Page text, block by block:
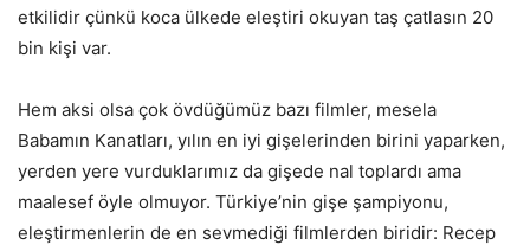
etkilidir çünkü koca ülkede eleştiri okuyan taş çatlasın 20
bin kişi var.
Hem aksi olsa çok övdüğümüz bazı filmler, mesela
Babamın Kanatları, yılın en iyi gişelerinden birini yaparken,
yerden yere vurduklarımız da gişede nal toplardı ama
maalesef öyle olmuyor. Türkiye’nin gişe şampiyonu,
eleştirmenlerin de en sevmediği filmlerden biridir: Recep